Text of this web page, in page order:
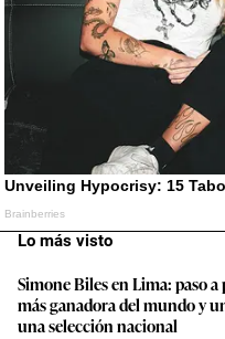
Lo más visto
Simone Biles en Lima: paso
más ganadora del mundo y
una selección nacional